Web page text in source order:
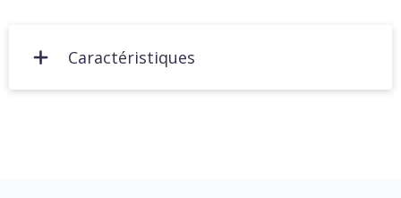
Caractéristiques